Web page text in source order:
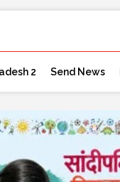
2 Send News